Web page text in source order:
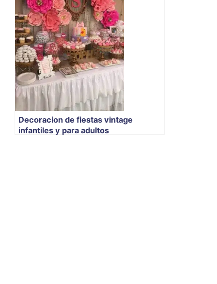
Decoracion de fiestas vintage
infantiles y para adultos